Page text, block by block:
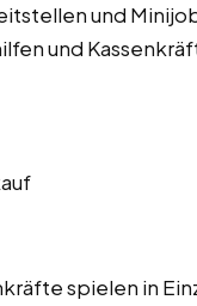
und
und
spielen in